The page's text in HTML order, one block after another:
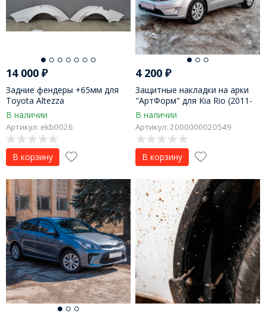
14 000 ₽
Задние фендеры +65мм для
Toyota Altezza
В наличии
Артикул: ekb0026
В корзину
4 200₽
Защитные накладки на арки
"АртФорм" для Kia Rio (2011-
2015 г.в.), седан
В наличии
Артикул: 2000000020549
В корзину